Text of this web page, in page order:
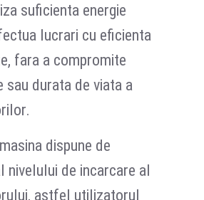
suficienta energie
lucrari cu eficienta
fara a compromite
sau durata de viata a
dispune de
nivelului de incarcare al
astfel utilizatorul